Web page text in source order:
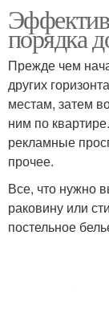
порядка
Прежде чем
других
местам, затем
ним по
рекламные
прочее.
Все, что нужно
раковину или
постельное